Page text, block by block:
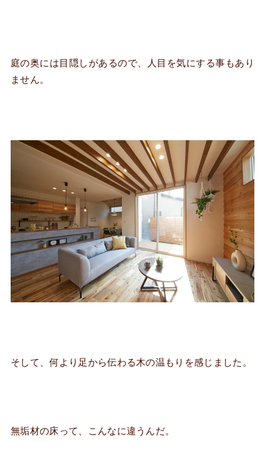
庭の奥には目隠しがあるので、人目を気にする事もあり
ません。
そして、何より足から伝わる木の温もりを感じました。
無垢材の床って、こんなに違うんだ。